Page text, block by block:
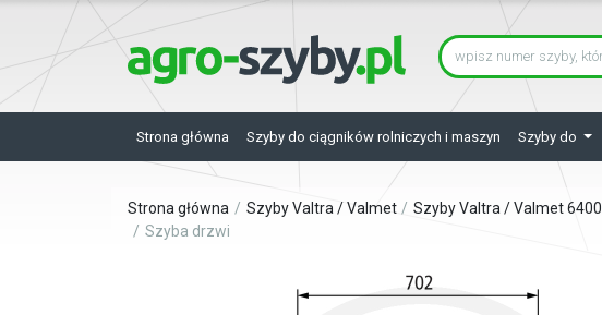
Strona główna Szyby do ciągników rolniczych i maszyn Szyby do
Strona główna Szyby Valtra / Valmet
Szyby Valtra / Valmet 6400
Szyba drzwi